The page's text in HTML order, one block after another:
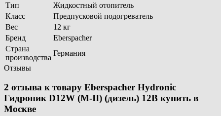
Тип
Жидкостный отопитель
Класс
Предпусковой подогреватель
Вес
12 кг
Бренд
Eberspacher
Страна
производства
Германия
Отзывы
2 отзыва к товару Eberspacher Hydronic
Гидроник D12W (M-II) (дизель) 12В купить в
Москве